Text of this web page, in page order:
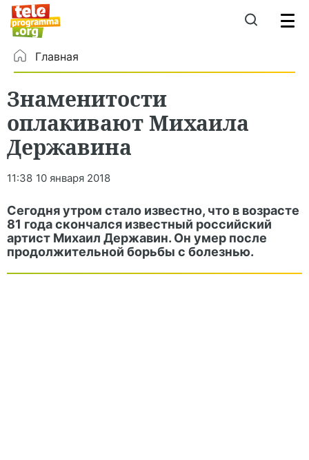
Главная
Знаменитости
оплакивают Михаила
Державина
11:38 10 января 2018
Сегодня утром стало известно, что в возрасте
81 года скончался известный российский
артист Михаил Державин. Он умер после
продолжительной борьбы с болезнью.